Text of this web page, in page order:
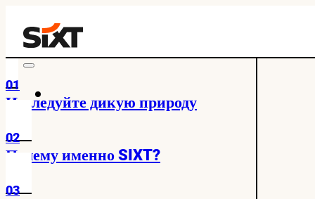
01
Исследуйте дикую природу
02
Почему именно SIXT?
03